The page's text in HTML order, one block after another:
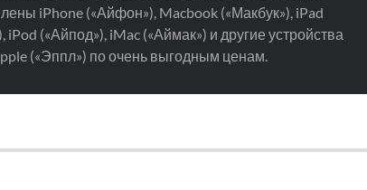
iPhone («Айфон»), Macbook («Макбук»), iPad
iPod («Айпод»), iMac («Аймак») и другие устройства
(«Эппл») по очень выгодным ценам.